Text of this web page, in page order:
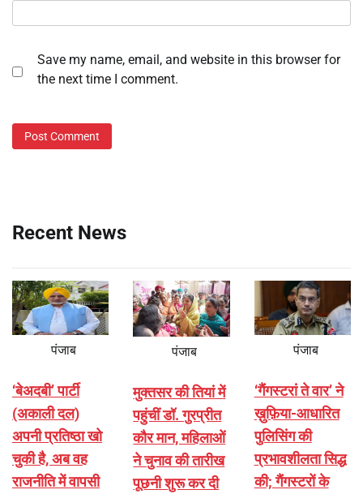
Save my name, email, and website in this browser for
the next time I comment.
Recent News
पंजाब
‘बेअदबी’ पार्टी
(अकाली दल)
अपनी प्रतिष्ठा खो
चुकी है, अब वह
राजनीति में वापसी
पंजाब
मुक्तसर की तियां में
पहुंचीं डॉ. गुरप्रीत
कौर मान, महिलाओं
ने चुनाव की तारीख
पूछनी शुरू कर दी
पंजाब
‘गैंगस्टरां ते वार’ ने
ख़ुफ़िया-आधारित
पुलिसिंग की
प्रभावशीलता सिद्ध
की; गैंगस्टरों के